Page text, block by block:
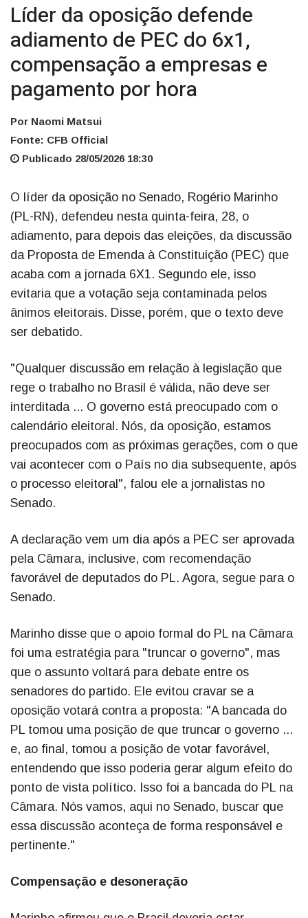
Líder da oposição defende
adiamento de PEC do 6x1,
compensação a empresas e
pagamento por hora
Por Naomi Matsui
Fonte: CFB Official
Publicado 28/05/2026 18:30
O líder da oposição no Senado, Rogério Marinho
(PL-RN), defendeu nesta quinta-feira, 28, o
adiamento, para depois das eleições, da discussão
da Proposta de Emenda à Constituição (PEC) que
acaba com a jornada 6X1. Segundo ele, isso
evitaria que a votação seja contaminada pelos
ânimos eleitorais. Disse, porém, que o texto deve
ser debatido.
"Qualquer discussão em relação à legislação que
rege o trabalho no Brasil é válida, não deve ser
interditada ... O governo está preocupado com o
calendário eleitoral. Nós, da oposição, estamos
preocupados com as próximas gerações, com o que
vai acontecer com o País no dia subsequente, após
o processo eleitoral", falou ele a jornalistas no
Senado.
A declaração vem um dia após a PEC ser aprovada
pela Câmara, inclusive, com recomendação
favorável de deputados do PL. Agora, segue para o
Senado.
Marinho disse que o apoio formal do PL na Câmara
foi uma estratégia para "truncar o governo", mas
que o assunto voltará para debate entre os
senadores do partido. Ele evitou cravar se a
oposição votará contra a proposta: "A bancada do
PL tomou uma posição de que truncar o governo ...
e, ao final, tomou a posição de votar favorável,
entendendo que isso poderia gerar algum efeito do
ponto de vista político. Isso foi a bancada do PL na
Câmara. Nós vamos, aqui no Senado, buscar que
essa discussão aconteça de forma responsável e
pertinente."
Compensação e desoneração